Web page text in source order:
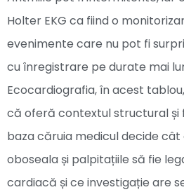
Holter EKG ca fiind o
evenimente care nu pot fi
cu înregistrare pe durate mai
Ecocardiografia, în acest
că oferă contextul structural și
baza căruia medicul decide
oboseala și palpitațiile să fie
cardiacă și ce investigație are